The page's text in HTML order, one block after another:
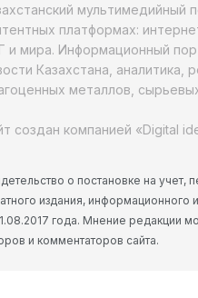
мультимедийный
платформах:
и мира. Информационный
Казахстана, аналитика,
металлов,
создан компанией «Digital
о постановке на учет,
издания,
года. Мнение редакции
и комментаторов сайта.